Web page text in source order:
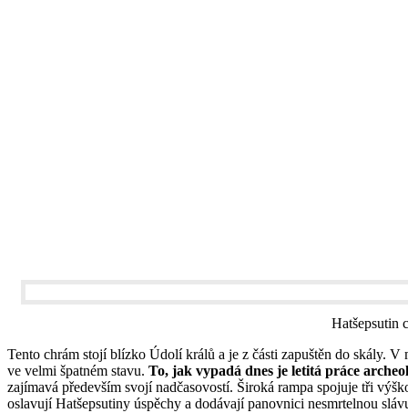
Hatšepsutin
Tento chrám stojí blízko Údolí králů a je z části zapuštěn do skály.
ve velmi špatném stavu. To, jak vypadá dnes je letitá práce
zajímavá především svojí nadčasovostí. Široká rampa spojuje tři
oslavují Hatšepsutiny úspěchy a dodávají panovnici nesmrtelnou